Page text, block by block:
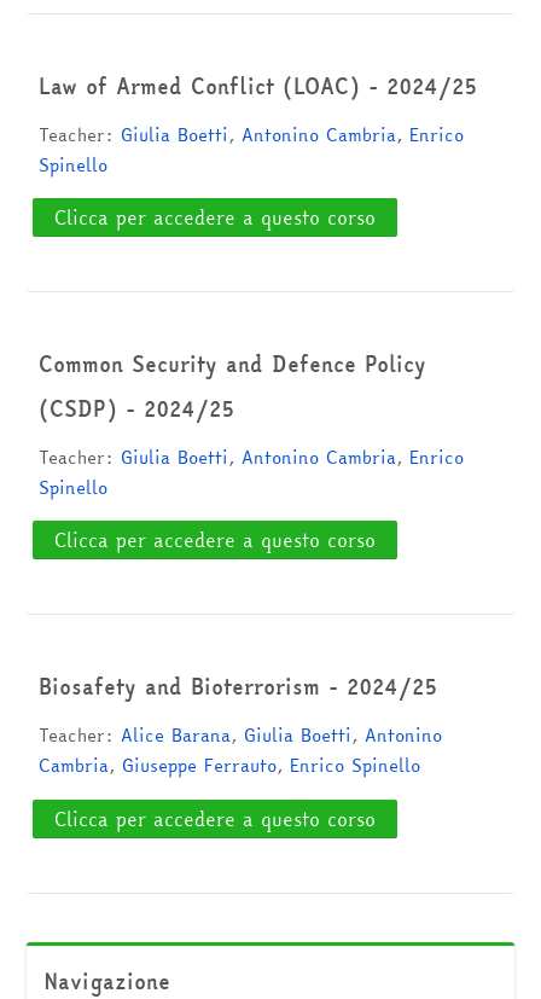
Law of Armed Conflict (LOAC) - 2024/25
Teacher: Giulia Boetti,Antonino Cambria, Enrico
Spinello
Clicca per accedere a questo corso
Common Security and Defence Policy
(CSDP) - 2024/25
Teacher: Giulia Boetti,Antonino Cambria, Enrico
Spinello
Clicca per accedere a questo corso
Biosafety and Bioterrorism - 2024/25
Teacher:Alice Barana, Giulia Boetti,Antonino
Cambria, Giuseppe Ferrauto, Enrico Spinello
Clicca per accedere a questo corso
Navigazione